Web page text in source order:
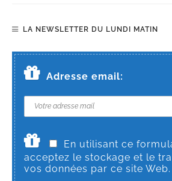
LA NEWSLETTER DU LUNDI MATIN
Adresse email:
En utilisant ce
acceptez le stockage et le
vos données par ce site Web.